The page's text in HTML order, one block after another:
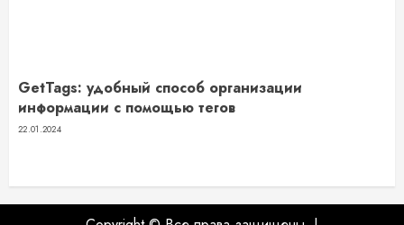
GetTags: удобный способ организации
информации с помощью тегов
22.01.2024